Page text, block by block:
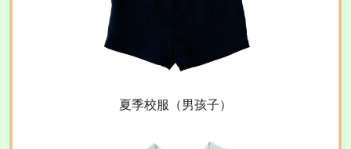
夏季校服（男孩子）